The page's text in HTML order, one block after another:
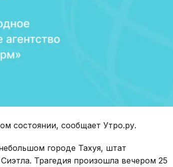
состоянии, сообщает Утро.ру.
городе Тахуя, штат
Трагедия произошла вечером 25